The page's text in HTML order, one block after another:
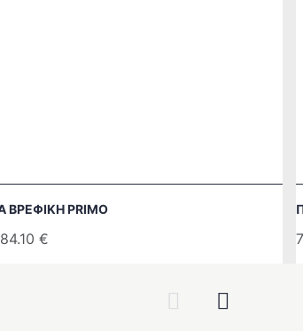
Previous
PRIMO
€
Next